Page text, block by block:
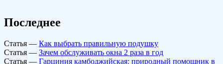
Последнее
Статья — Как выбрать правильную подушку
Статья — Зачем обслуживать окна 2 раза в год
Статья — Гарциния камбоджийская: природный помощник в